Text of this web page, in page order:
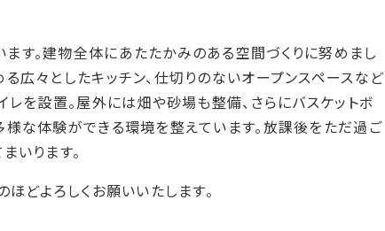
す。建物全体にあたたかみのある空間づくりに努めまし
広々としたキッチン、仕切りのないオープンスペースなど
レを設置。屋外には畑や砂場も整備、さらにバスケットボ
な体験ができる環境を整えています。放課後をただ過ご
いります。
どよろしくお願いいたします。